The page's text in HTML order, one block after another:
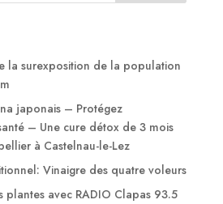
la surexposition de la population
japonais – Protégez
– Une cure détox de 3 mois
à Castelnau-le-Lez
Vinaigre des quatre voleurs
plantes avec RADIO Clapas 93.5